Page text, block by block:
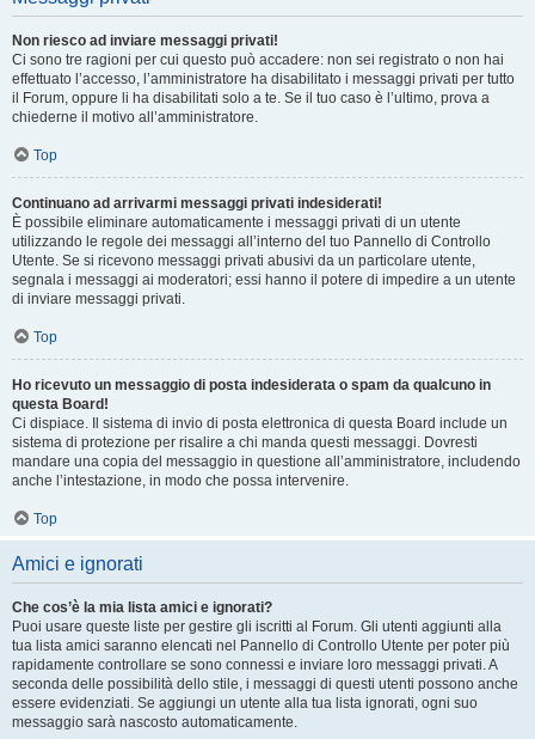
Non riesco ad inviare messaggi privati!
Ci sono tre ragioni per cui questo può accadere: non sei registrato o non hai
effettuato l’accesso, l’amministratore ha disabilitato i messaggi privati per tutto
il Forum, oppure li ha disabilitati solo a te. Se il tuo caso è l’ultimo, prova a
chiederne il motivo all’amministratore.
Top
Continuano ad arrivarmi messaggi privati indesiderati!
È possibile eliminare automaticamente i messaggi privati ​​di un utente
utilizzando le regole dei messaggi all’interno del tuo Pannello di Controllo
Utente. Se si ricevono messaggi privati ​​abusivi da un particolare utente,
segnala i messaggi ai moderatori; essi hanno il potere di impedire a un utente
di inviare messaggi privati​​.
Top
Ho ricevuto un messaggio di posta indesiderata o spam da qualcuno in
questa Board!
Ci dispiace. Il sistema di invio di posta elettronica di questa Board include un
sistema di protezione per risalire a chi manda questi messaggi. Dovresti
mandare una copia del messaggio in questione all’amministratore, includendo
anche l’intestazione, in modo che possa intervenire.
Top
Amici e ignorati
Che cos’è la mia lista amici e ignorati?
Puoi usare queste liste per gestire gli iscritti al Forum. Gli utenti aggiunti alla
tua lista amici saranno elencati nel Pannello di Controllo Utente per poter più
rapidamente controllare se sono connessi e inviare loro messaggi privati. A
seconda delle possibilità dello stile, i messaggi di questi utenti possono anche
essere evidenziati. Se aggiungi un utente alla tua lista ignorati, ogni suo
messaggio sarà nascosto automaticamente.